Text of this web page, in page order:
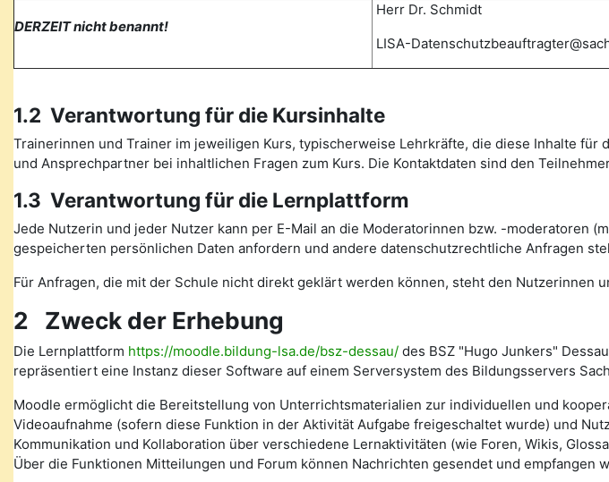
DERZEIT nicht benannt!
Herr Dr. Schmidt
LISA-
1.2 Verantwortung für die Kursinhalte
Trainerinnen und Trainer im jeweiligen Kurs, typischerweise Lehrkräfte, die diese Inhalte
und Ansprechpartner bei inhaltlichen Fragen zum Kurs. Die Kontaktdaten sind den
1.3 Verantwortung für die Lernplattform
Jede Nutzerin und jeder Nutzer kann per E-Mail an die Moderatorinnen bzw. -moderatoren
gespeicherten persönlichen Daten anfordern und andere datenschutzrechtliche Anfragen
Für Anfragen, die mit der Schule nicht direkt geklärt werden können, steht den Nutzerinnen
2 Zweck der Erhebung
Die Lernplattform https://moodle.bildung-lsa.de/bsz-dessau/ des BSZ "Hugo Junkers"
repräsentiert eine Instanz dieser Software auf einem Serversystem des Bildungsservers
Moodle ermöglicht die Bereitstellung von Unterrichtsmaterialien zur individuellen und
Videoaufnahme (sofern diese Funktion in der Aktivität Aufgabe freigeschaltet wurde) und
Kommunikation und Kollaboration über verschiedene Lernaktivitäten (wie Foren, Wikis,
Über die Funktionen Mitteilungen und Forum können Nachrichten gesendet und empfangen